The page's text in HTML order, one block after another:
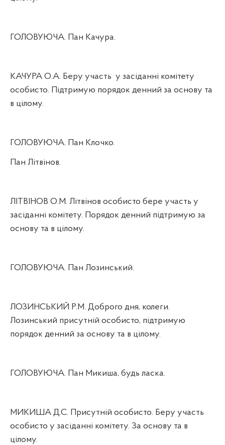
ГОЛОВУЮЧА. Пан Качура.
КАЧУРА О.А. Беру участь у засіданні комітету
особисто. Підтримую порядок денний за основу та
в цілому.
ГОЛОВУЮЧА. Пан Клочко.
Пан Літвінов.
ЛІТВІНОВ О.М. Літвінов особисто бере участь у
засіданні комітету. Порядок денний підтримую за
основу та в цілому.
ГОЛОВУЮЧА. Пан Лозинський.
ЛОЗИНСЬКИЙ Р.М. Доброго дня, колеги.
Лозинський присутній особисто, підтримую
порядок денний за основу та в цілому.
ГОЛОВУЮЧА. Пан Микиша, будь ласка.
МИКИША Д.С. Присутній особисто. Беру участь
особисто у засіданні комітету. За основу та в
цілому.